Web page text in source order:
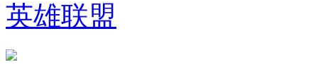
英雄联盟